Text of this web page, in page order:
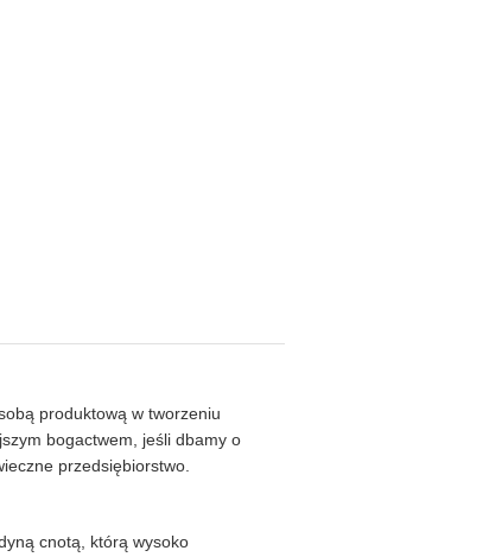
produktową w tworzeniu
bogactwem, jeśli dbamy o
przedsiębiorstwo.
cnotą, którą wysoko